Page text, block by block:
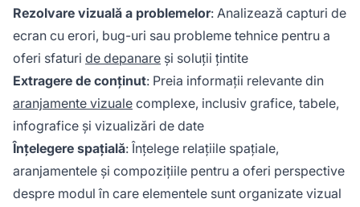
Rezolvare vizuală a problemelor: Analizează capturi de
ecran cu erori, bug-uri sau probleme tehnice pentru a
oferi sfaturi de depanare și soluții țintite
Extragere de conținut: Preia informații relevante din
aranjamente vizuale complexe, inclusiv grafice, tabele,
infografice și vizualizări de date
Înțelegere spațială: Înțelege relațiile spațiale,
aranjamentele și compozițiile pentru a oferi perspective
despre modul în care elementele sunt organizate vizual